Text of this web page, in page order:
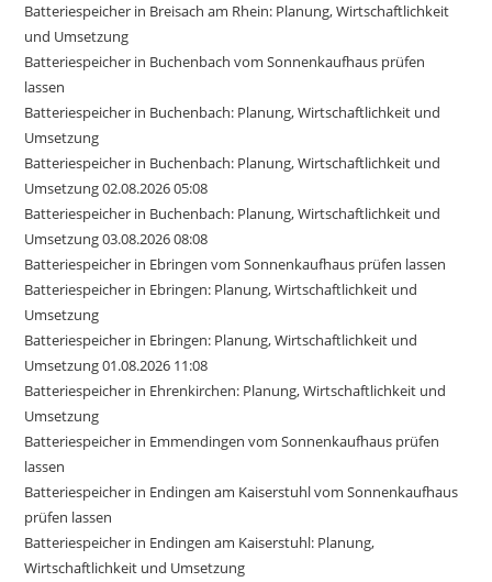
Batteriespeicher in Breisach am Rhein: Planung, Wirtschaftlichkeit
und Umsetzung
Batteriespeicher in Buchenbach vom Sonnenkaufhaus prüfen
lassen
Batteriespeicher in Buchenbach: Planung, Wirtschaftlichkeit und
Umsetzung
Batteriespeicher in Buchenbach: Planung, Wirtschaftlichkeit und
Umsetzung 02.08.2026 05:08
Batteriespeicher in Buchenbach: Planung, Wirtschaftlichkeit und
Umsetzung 03.08.2026 08:08
Batteriespeicher in Ebringen vom Sonnenkaufhaus prüfen lassen
Batteriespeicher in Ebringen: Planung, Wirtschaftlichkeit und
Umsetzung
Batteriespeicher in Ebringen: Planung, Wirtschaftlichkeit und
Umsetzung 01.08.2026 11:08
Batteriespeicher in Ehrenkirchen: Planung, Wirtschaftlichkeit und
Umsetzung
Batteriespeicher in Emmendingen vom Sonnenkaufhaus prüfen
lassen
Batteriespeicher in Endingen am Kaiserstuhl vom Sonnenkaufhaus
prüfen lassen
Batteriespeicher in Endingen am Kaiserstuhl: Planung,
Wirtschaftlichkeit und Umsetzung